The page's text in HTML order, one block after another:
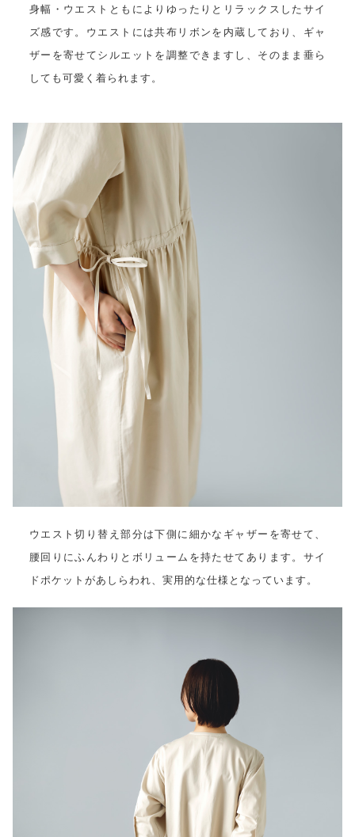
身幅・ウエストともによりゆったりとリラックスしたサイ
ズ感です。ウエストには共布リボンを内蔵しており、ギャ
ザーを寄せてシルエットを調整できますし、そのまま垂ら
しても可愛く着られます。
ウエスト切り替え部分は下側に細かなギャザーを寄せて、
腰回りにふんわりとボリュームを持たせてあります。サイ
ドポケットがあしらわれ、実用的な仕様となっています。